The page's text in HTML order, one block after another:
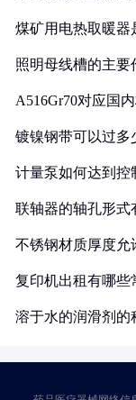
煤矿用电热取暖器
照明母线槽的主要
A516Gr70对应国
镀镍钢带可以过多
计量泵如何达到控
联轴器的轴孔形式
不锈钢材质厚度允
复印机出租有哪些
溶于水的润滑剂的